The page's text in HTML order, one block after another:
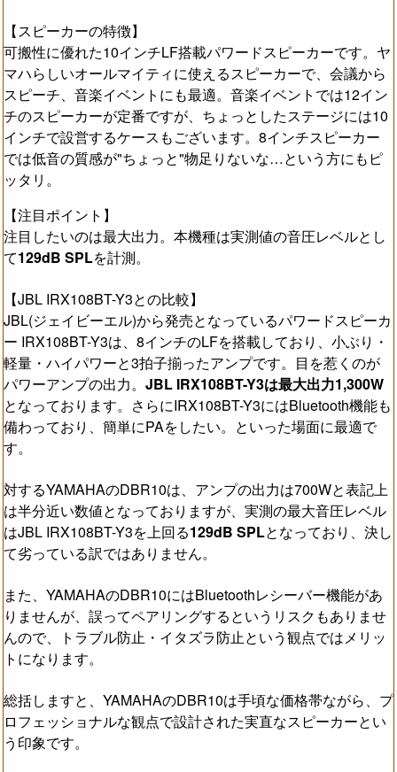
【スピーカーの特徴】
可搬性に優れた10インチLF搭載パワードスピーカーです。ヤ
マハらしいオールマイティに使えるスピーカーで、会議から
スピーチ、音楽イベントにも最適。音楽イベントでは12イン
チのスピーカーが定番ですが、ちょっとしたステージには10
インチで設営するケースもございます。8インチスピーカー
では低音の質感が"ちょっと"物足りないな…という方にもピ
ッタリ。
【注目ポイント】
注目したいのは最大出力。本機種は実測値の音圧レベルとし
て129dB SPLを計測。
【JBL IRX108BT-Y3との比較】
JBL(ジェイビーエル)から発売となっているパワードスピーカ
ー IRX108BT-Y3は、8インチのLFを搭載しており、小ぶり・
軽量・ハイパワーと3拍子揃ったアンプです。目を惹くのが
パワーアンプの出力。 JBL IRX108BT-Y3は最大出力1,300W
となっております。さらにIRX108BT-Y3にはBluetooth機能も
備わっており、簡単にPAをしたい。といった場面に最適で
す。
対するYAMAHAのDBR10は、アンプの出力は700Wと表記上
は半分近い数値となっておりますが、実測の最大音圧レベル
はJBL IRX108BT-Y3を上回る129dB SPLとなっており、決し
て劣っている訳ではありません。
また、YAMAHAのDBR10にはBluetoothレシーバー機能があ
りませんが、誤ってペアリングするというリスクもありませ
んので、トラブル防止・イタズラ防止という観点ではメリッ
トになります。
総括しますと、YAMAHAのDBR10は手頃な価格帯ながら、プ
ロフェッショナルな観点で設計された実直なスピーカーとい
う印象です。